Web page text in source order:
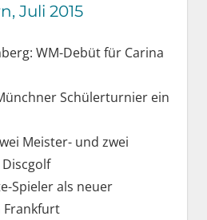
Juli 2015
WM-Debüt für Carina
Schülerturnier ein
Meister- und zwei
Spieler als neuer
Frankfurt